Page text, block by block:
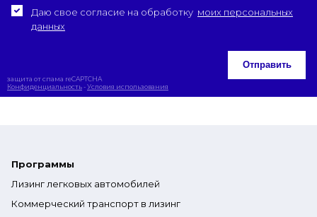
Даю свое согласие на обработку моих персональных
данных
Отправить
защита от спама reCAPTCHA
Конфиденциальность-Условия использования
Программы
Лизинг легковых автомобилей
Коммерческий транспорт в лизинг